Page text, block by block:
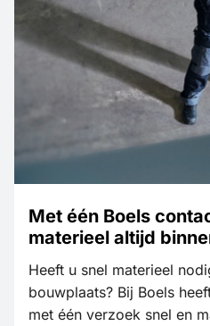
Met één Boels
materieel altijd
Heeft u snel materieel
bouwplaats? Bij Boels
met één verzoek snel en